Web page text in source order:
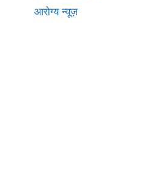
आरोग्य न्यूज़